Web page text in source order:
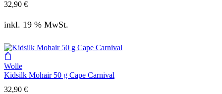
32,90 €
inkl. 19 % MwSt.
Wolle
Kidsilk Mohair 50 g Cape Carnival
32,90 €